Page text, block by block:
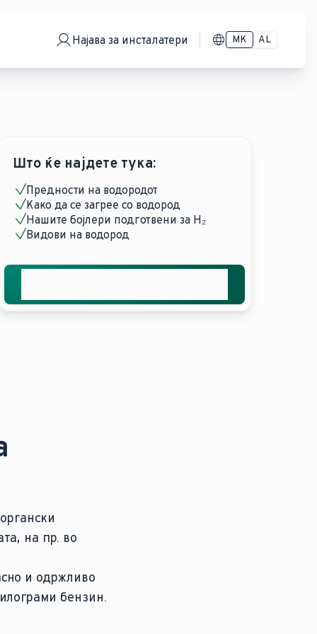
Најава за инсталатери MK AL
Што ќе најдете тука:
Предности на водородот
Како да се загрее со водород
Нашите бојлери подготвени за H₂
Видови на водород
на пр. во
и одржливо
бензин.